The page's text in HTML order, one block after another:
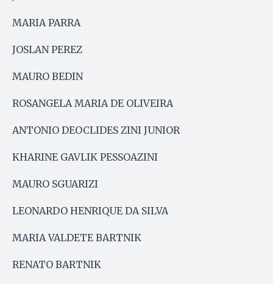
MARIA PARRA
JOSLAN PEREZ
MAURO BEDIN
ROSANGELA MARIA DE OLIVEIRA
ANTONIO DEOCLIDES ZINI JUNIOR
KHARINE GAVLIK PESSOAZINI
MAURO SGUARIZI
LEONARDO HENRIQUE DA SILVA
MARIA VALDETE BARTNIK
RENATO BARTNIK